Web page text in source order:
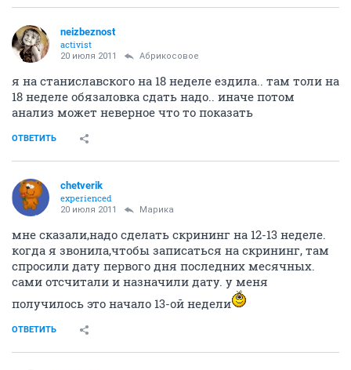
neizbeznost
activist
20 июля 2011 Абрикосовое
я на станиславского на 18 неделе ездила.. там толи на
18 неделе обязаловка сдать надо.. иначе потом
анализ может неверное что то показать
ОТВЕТИТЬ
chetverik
experienced
20 июля 2011 Марика
мне сказали,надо сделать скрининг на 12-13 неделе.
когда я звонила,чтобы записаться на скрининг, там
спросили дату первого дня последних месячных.
сами отсчитали и назначили дату. у меня
получилось это начало 13-ой недели
ОТВЕТИТЬ